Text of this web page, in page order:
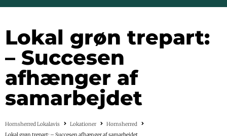
Lokal grøn trepart:
– Succesen
afhænger af
samarbejdet
Hornsherred Lokalavis Lokationer
Hornsherred
Lokal grøn trepart: – Succesen afhænger af samarbejdet